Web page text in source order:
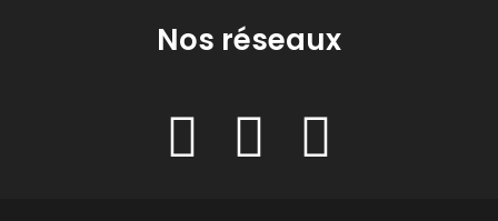
Nos réseaux